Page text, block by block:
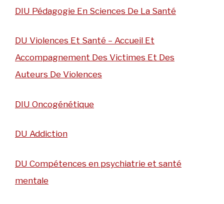
DIU Pédagogie En Sciences De La Santé
DU Violences Et Santé – Accueil Et
Accompagnement Des Victimes Et Des
Auteurs De Violences
DIU Oncogénétique
DU Addiction
DU Compétences en psychiatrie et santé
mentale